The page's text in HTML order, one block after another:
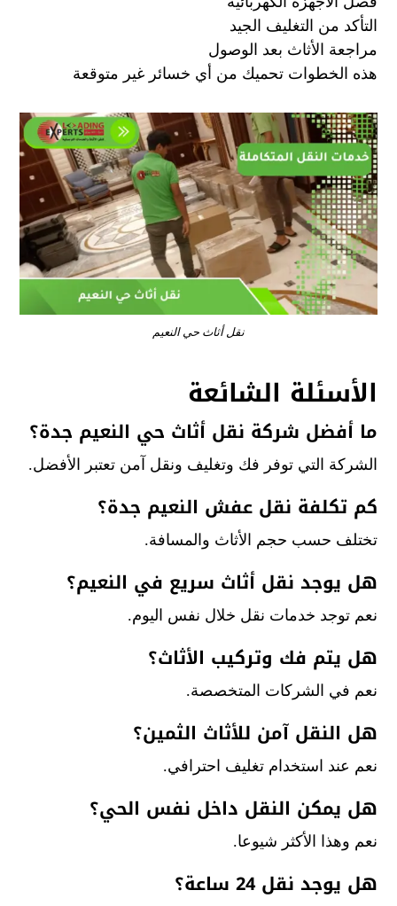
التأكد من التغليف الجيد
مراجعة الأثاث بعد الوصول
هذه الخطوات تحميك من أي خسائر غير متوقعة
نقل أثاث حي النعيم
الأسئلة الشائعة
ما أفضل شركة نقل أثاث حي النعيم جدة؟
الشركة التي توفر فك وتغليف ونقل آمن تعتبر الأفضل.
كم تكلفة نقل عفش النعيم جدة؟
تختلف حسب حجم الأثاث والمسافة.
هل يوجد نقل أثاث سريع في النعيم؟
نعم توجد خدمات نقل خلال نفس اليوم.
هل يتم فك وتركيب الأثاث؟
نعم في الشركات المتخصصة.
هل النقل آمن للأثاث الثمين؟
نعم عند استخدام تغليف احترافي.
هل يمكن النقل داخل نفس الحي؟
نعم وهذا الأكثر شيوعا.
هل يوجد نقل 24 ساعة؟